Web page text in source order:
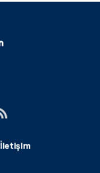
İletişim